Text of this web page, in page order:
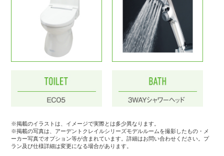
※掲載のイラストは、イメージで実際とは多少異なります。
※掲載の写真は、アーデントクレイルシリーズモデルルームを撮影したもの・メ
ーカー写真でオプション等が含まれています。 詳細はお問い合わせください。プ
ラン及び仕様詳細は変更になる場合があります。